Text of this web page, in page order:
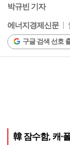
박규빈 기자
에너지경제신문
구글 검색 선호
韓 잠수함, 캐·